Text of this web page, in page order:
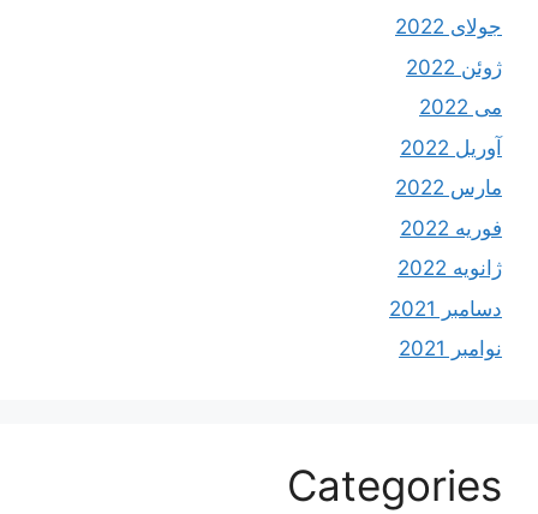
جولای 2022
ژوئن 2022
می 2022
آوریل 2022
مارس 2022
فوریه 2022
ژانویه 2022
دسامبر 2021
نوامبر 2021
Categories